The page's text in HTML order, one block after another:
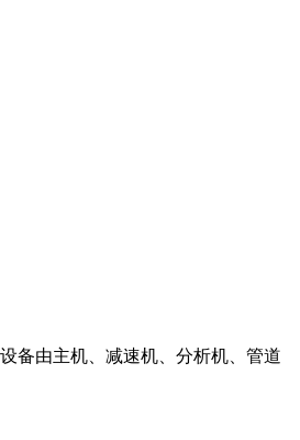
备由主机、减速机、分析机、管道